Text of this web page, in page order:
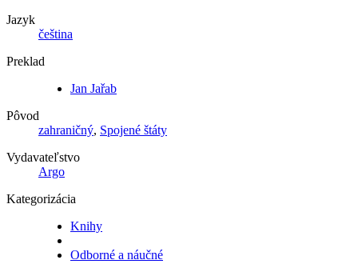
Jazyk
čeština
Preklad
Jan Jařab
Pôvod
zahraničný, Spojené štáty
Vydavateľstvo
Argo
Kategorizácia
Knihy
Odborné a náučné